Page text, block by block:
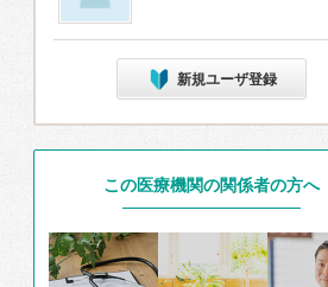
新規ユーザ登録
この医療機関の関係者の方へ